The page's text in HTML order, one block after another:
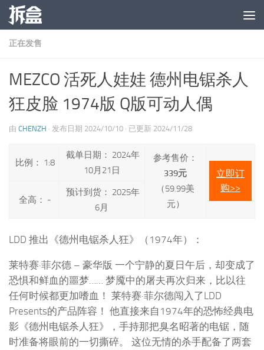
跳至内容
正在发售
MEZCO 活死人娃娃 德州电锯杀人
狂皮脸 1974版 Q版可动人偶
由 CHENZH · 发布日期 2024/10/10 · 已更新 2024/11/28
比例： 1:8
截单日期： 2024年
10月21日
参考售价：
339元
（59.99美
元）
立即订
购>>
全高： -
预计到货： 2025年
6月
LDD 推出《德州电锯杀人狂》（1974年）：
莱特赛·菲尔德 – 豪华版 一个宁静的夏日午后，却变成了
恐惧和鲜血的噩梦…… 梦魇中的屠夫再次归来，比以往
任何时候都更加嗜血！ 莱特赛·菲尔德闯入了LDD
Presents的产品阵容！ 他直接来自1974年的恐怖经典电
影《德州电锯杀人狂》，手持那把臭名昭著的电锯，随
时准备将眼前的一切撕碎。 这位无情的杀手配备了两套